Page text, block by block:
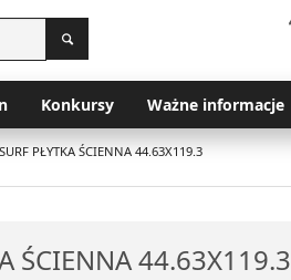
Konkursy Ważne informacje
PŁYTKA ŚCIENNA 44.63X119.3
ŚCIENNA 44.63X119.3